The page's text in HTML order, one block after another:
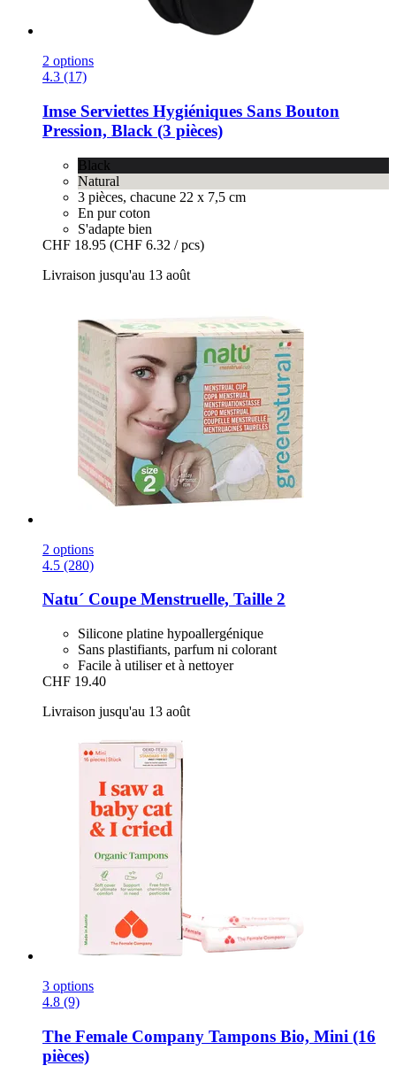
2 options
4.3 (17)
Imse Serviettes Hygiéniques Sans Bouton
Pression, Black (3 pièces)
Black
Natural
3 pièces, chacune 22 x 7,5 cm
En pur coton
S'adapte bien
CHF 18.95 (CHF 6.32 / pcs)
Livraison jusqu'au 13 août
2 options
4.5 (280)
Natu´ Coupe Menstruelle, Taille 2
Silicone platine hypoallergénique
Sans plastifiants, parfum ni colorant
Facile à utiliser et à nettoyer
CHF 19.40
Livraison jusqu'au 13 août
3 options
4.8 (9)
The Female Company Tampons Bio, Mini (16
pièces)